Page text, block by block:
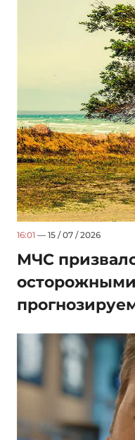
16:01 — 15 / 07 / 2026
МЧС
осторожными